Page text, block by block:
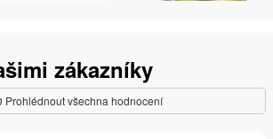
zákazníky
Prohlédnout všechna hodnocení